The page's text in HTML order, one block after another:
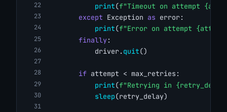
print(f"Timeout on attempt
except Exception as error:
print(f"Error on attempt
finally:
            driver.
quit()
if attempt < max_retries:
print(f"Retrying in
sleep(retry_delay)